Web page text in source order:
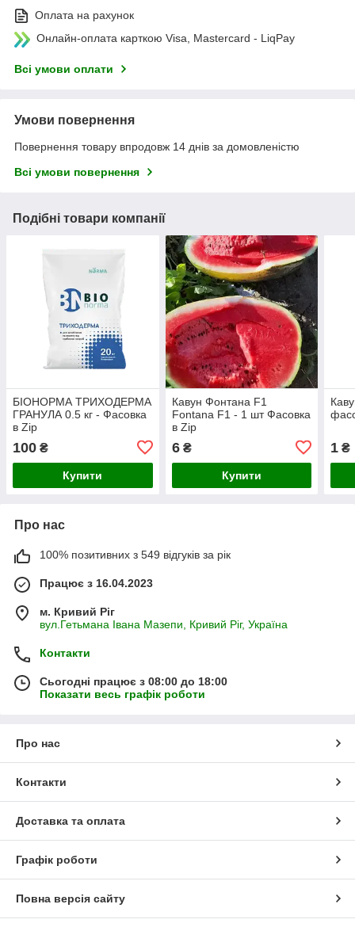
Оплата на рахунок
Онлайн-оплата карткою Visa, Mastercard - LiqPay
Всі умови оплати
Умови повернення
Повернення товару впродовж 14 днів за домовленістю
Всі умови повернення
Подібні товари компанії
БІОНОРМА ТРИХОДЕРМА
ГРАНУЛА 0.5 кг - Фасовка
в Zip
100 ₴
Купити
Кавун Фонтана F1
Fontana F1 - 1 шт Фасовка
в Zip
6₴
Купити
1 ₴
Про нас
100% позитивних з 549 відгуків за рік
Працює з 16.04.2023
м. Кривий Ріг
вул.Гетьмана Івана Мазепи, Кривий Ріг, Україна
Контакти
Сьогодні працює з 08:00 до 18:00
Показати весь графік роботи
Про нас
Контакти
Доставка та оплата
Графік роботи
Повна версія сайту